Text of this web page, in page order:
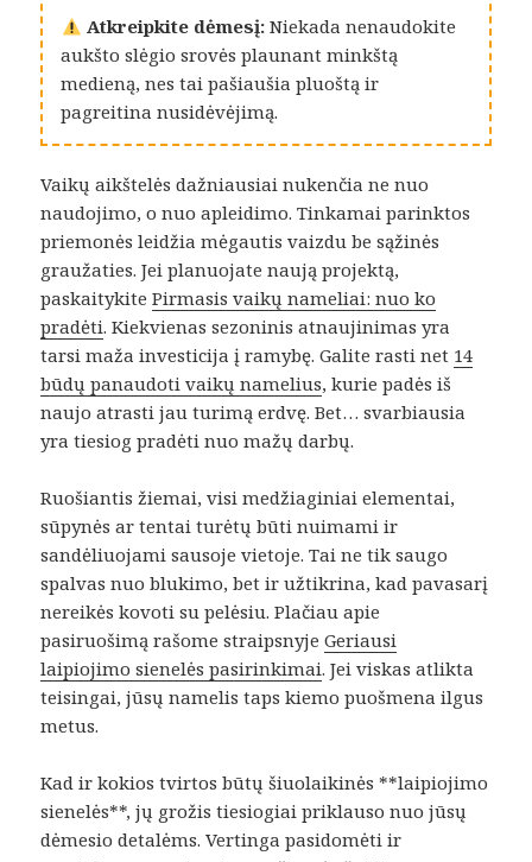
Atkreipkite dėmesį:Niekada nenaudokite
aukšto slėgio srovės plaunant minkštą
medieną, nes tai pašiaušia pluoštą ir
pagreitina nusidėvėjimą.
Vaikų aikštelės dažniausiai nukenčia ne nuo
naudojimo, o nuo apleidimo. Tinkamai parinktos
priemonės leidžia mėgautis vaizdu be sąžinės
graužaties. Jei planuojate naują projektą,
paskaitykitePirmasis vaikų nameliai: nuo ko
pradėti. Kiekvienas sezoninis atnaujinimas yra
tarsi maža investicija į ramybę. Galite rasti net 14
būdų panaudoti vaikų namelius, kurie padės iš
naujo atrasti jau turimą erdvę. Bet… svarbiausia
yra tiesiog pradėti nuo mažų darbų.
Ruošiantis žiemai, visi medžiaginiai elementai,
sūpynės ar tentai turėtų būti nuimami ir
sandėliuojami sausoje vietoje. Tai ne tik saugo
spalvas nuo blukimo, bet ir užtikrina, kad pavasarį
nereikės kovoti su pelėsiu. Plačiau apie
pasiruošimą rašome straipsnyjeGeriausi
laipiojimo sienelės pasirinkimai. Jei viskas atlikta
teisingai, jūsų namelis taps kiemo puošmena ilgus
metus.
Kad ir kokios tvirtos būtų šiuolaikinės **laipiojimo
sienelės**, jų grožis tiesiogiai priklauso nuo jūsų
dėmesio detalėms. Vertinga pasidomėti ir